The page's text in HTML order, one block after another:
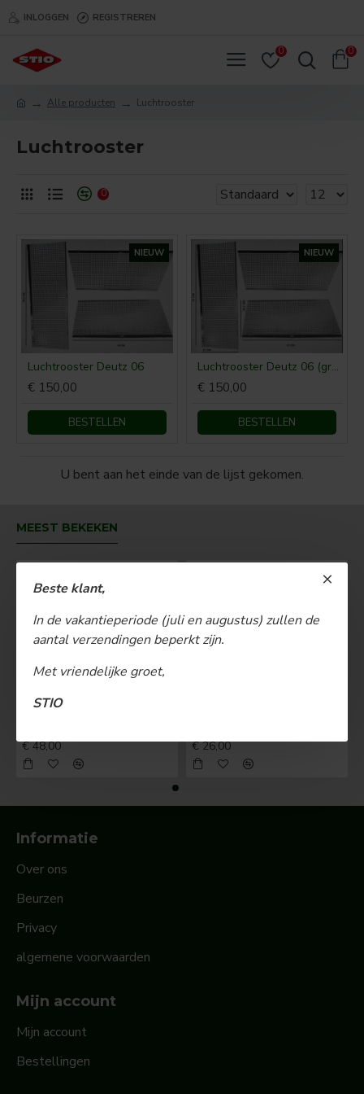
Beste klant,
In de vakantieperiode (juli en augustus) zullen de
aantal verzendingen beperkt zijn.
Met vriendelijke groet,
STIO
INLOGGEN REGISTREREN
0 0
Alle producten Luchtrooster
Luchtrooster
0
NIEUW
Luchtrooster Deutz 06
€ 150,00
BESTELLEN
NIEUW
Luchtrooster Deutz 06 (groot)
€ 150,00
BESTELLEN
U bent aan het einde van de lijst gekomen.
MEEST BEKEKEN
€ 48,00 € 26,00
Informatie
Over ons
Beurzen
Privacy
algemene voorwaarden
Mijn account
Mijn account
Bestellingen